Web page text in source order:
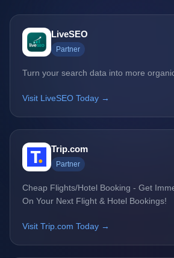
LiveSEO
Partner
Turn your search data into more
Visit LiveSEO Today →
Trip.com
Partner
Cheap Flights/Hotel Booking - Get
On Your Next Flight & Hotel Bookings!
Visit Trip.com Today →